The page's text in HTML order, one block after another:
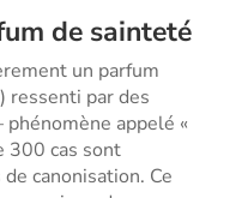
de sainteté
un parfum
ressenti par des
appelé «
300 cas sont
canonisation. Ce